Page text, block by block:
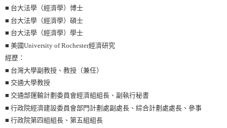
■ 台大法學（經濟學）博士
■ 台大法學（經濟學）碩士
■ 台大法學（經濟學）學士
■ 美國University of Rochester經濟研究
經歷：
■ 台灣大學副教授、教授（兼任）
■ 交通大學教授
■ 交通部運輸計劃委員會經濟組組長、副執行秘書
■ 行政院經濟建設委員會部門計劃處副處長、綜合計劃處處長、參事
■ 行政院第四組組長、第五組組長